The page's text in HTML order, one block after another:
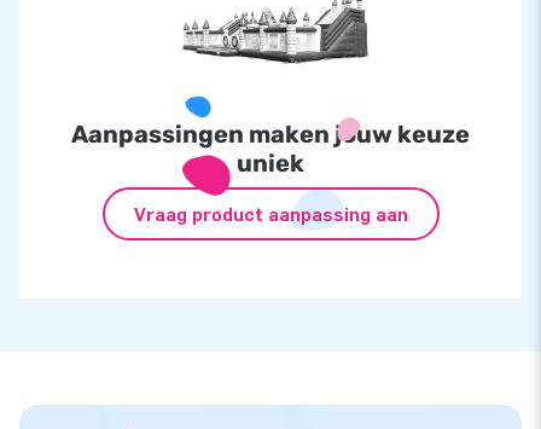
Aanpassingen maken jouw keuze
uniek
Vraag product aanpassing aan